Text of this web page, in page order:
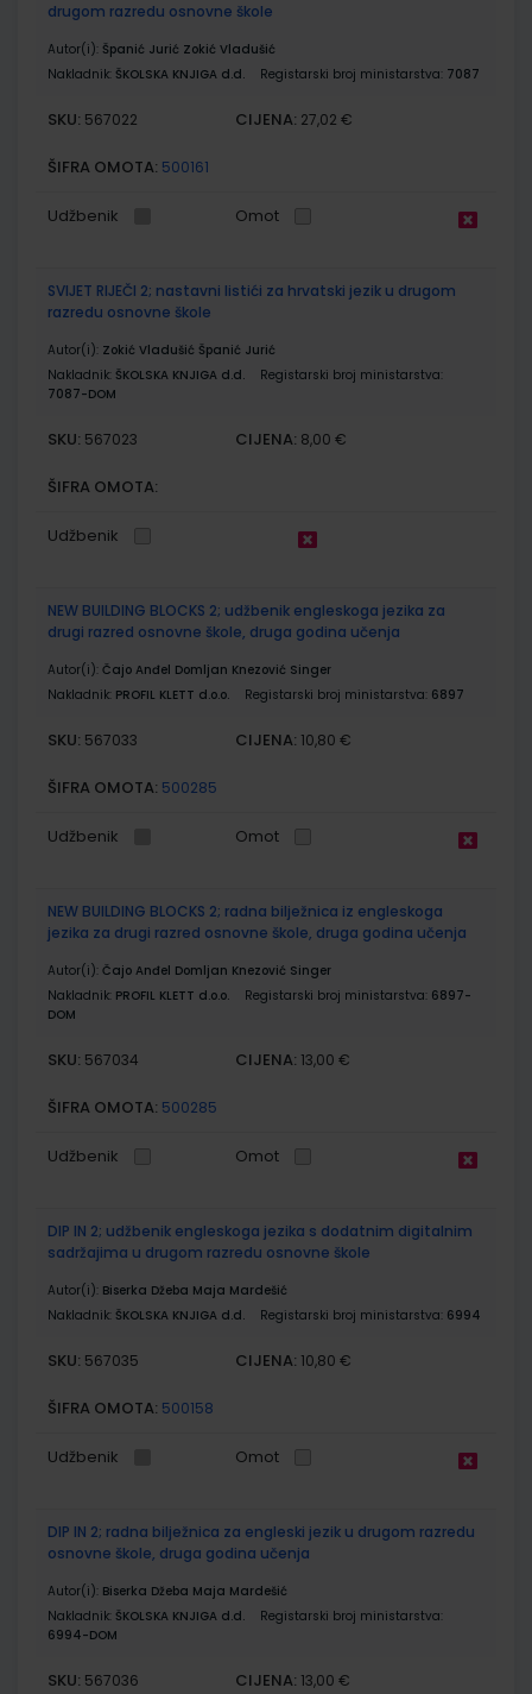
drugom razredu osnovne škole
Autor(i): Španić Jurić Zokić Vladušić
Nakladnik: ŠKOLSKA KNJIGA d.d. Registarski broj ministarstva: 7087
SKU: 567022 CIJENA: 27,02 €
ŠIFRA OMOTA: 500161
Udžbenik Omot
SVIJET RIJEČI 2; nastavni listići za hrvatski jezik u drugom
razredu osnovne škole
Autor(i): Zokić Vladušić Španić Jurić
Nakladnik: ŠKOLSKA KNJIGA d.d.
Registarski broj ministarstva:
7087-DOM
SKU: 567023 CIJENA: 8,00 €
ŠIFRA OMOTA:
Udžbenik
NEW BUILDING BLOCKS 2; udžbenik engleskoga jezika za
drugi razred osnovne škole, druga godina učenja
Autor(i): Čajo Anđel Domljan Knezović Singer
Nakladnik: PROFIL KLETT d.o.o. Registarski broj ministarstva: 6897
SKU: 567033 CIJENA: 10,80 €
ŠIFRA OMOTA: 500285
Udžbenik Omot
NEW BUILDING BLOCKS 2; radna bilježnica iz engleskoga
jezika za drugi razred osnovne škole, druga godina učenja
Autor(i): Čajo Anđel Domljan Knezović Singer
Nakladnik: PROFIL KLETT d.o.o. Registarski broj ministarstva: 6897-
DOM
SKU: 567034 CIJENA: 13,00 €
ŠIFRA OMOTA: 500285
Udžbenik Omot
DIP IN 2; udžbenik engleskoga jezika s dodatnim digitalnim
sadržajima u drugom razredu osnovne škole
Autor(i): Biserka Džeba Maja Mardešić
Nakladnik: ŠKOLSKA KNJIGA d.d. Registarski broj ministarstva: 6994
SKU: 567035 CIJENA: 10,80 €
ŠIFRA OMOTA: 500158
Udžbenik Omot
DIP IN 2; radna bilježnica za engleski jezik u drugom razredu
osnovne škole, druga godina učenja
Autor(i): Biserka Džeba Maja Mardešić
Nakladnik: ŠKOLSKA KNJIGA d.d.
Registarski broj ministarstva:
6994-DOM
SKU: 567036 CIJENA: 13,00 €